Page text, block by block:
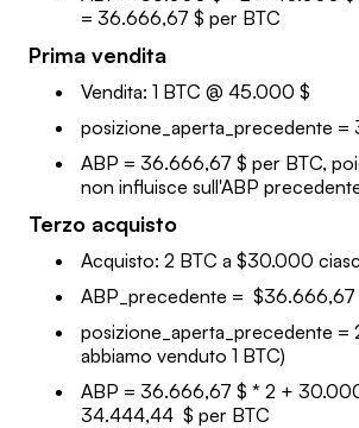
= 36.666,67 $ per BTC
Prima vendita
Vendita: 1 BTC @ 45.000 $
posizione_aperta_precedente =
ABP = 36.666,67 $ per BTC,
non influisce sull'ABP
Terzo acquisto
Acquisto: 2 BTC a $30.000
ABP_precedente = $36.666,67
posizione_aperta_precedente =
abbiamo venduto 1 BTC)
ABP = 36.666,67 $ * 2 +
34.444,44 $ per BTC